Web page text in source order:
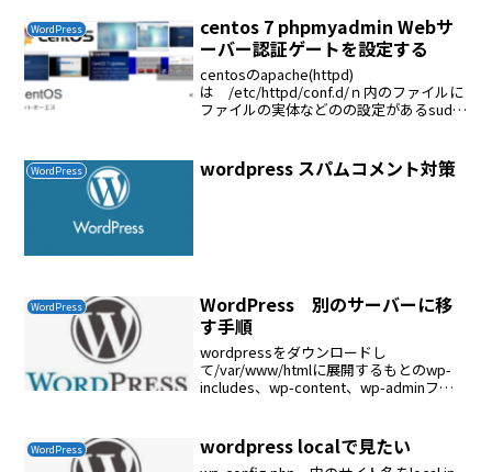
WordPress
centos 7 phpmyadmin Webサ
ーバー認証ゲートを設定する
centosのapache(httpd)
は /etc/httpd/conf.d/ｎ内のファイルに
ファイルの実体などのの設定があるsudo
wOverride A...
WordPress wordpress スパムコメント対策
WordPress
WordPress 別のサーバーに移
す手順
wordpressをダウンロードし
て/var/www/htmlに展開するもとのwp-
includes、wp-content、wp-adminフォ
WordPress wordpress localで見たい